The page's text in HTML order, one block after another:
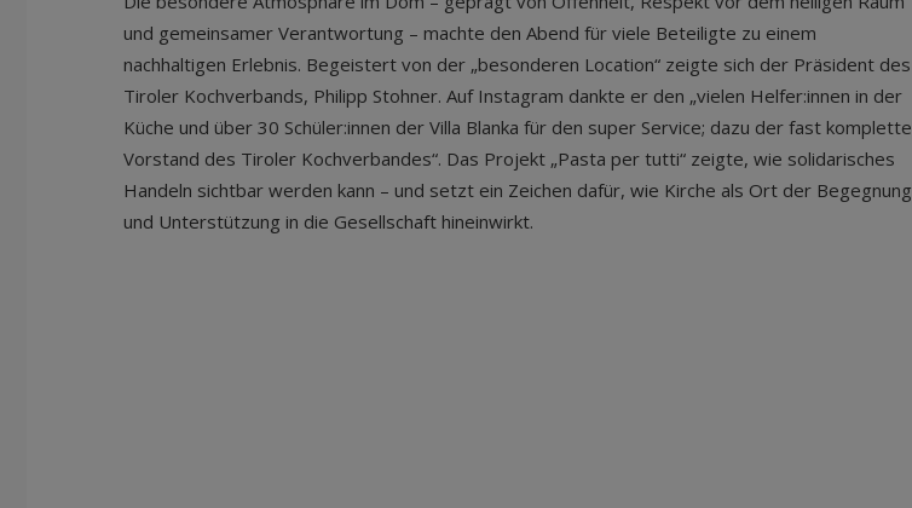
und gemeinsamer Verantwortung – machte den Abend für viele Beteiligte zu einem
nachhaltigen Erlebnis. Begeistert von der „besonderen Location“ zeigte sich der Präsident des
Tiroler Kochverbands, Philipp Stohner. Auf Instagram dankte er den „vielen Helfer:innen in der
Küche und über 30 Schüler:innen der Villa Blanka für den super Service; dazu der fast komplette
Vorstand des Tiroler Kochverbandes“. Das Projekt „Pasta per tutti“ zeigte, wie solidarisches
Handeln sichtbar werden kann – und setzt ein Zeichen dafür, wie Kirche als Ort der Begegnung
und Unterstützung in die Gesellschaft hineinwirkt.